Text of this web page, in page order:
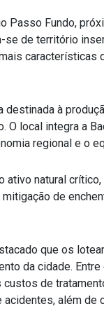
Fundo,
de território
características
à
local integra a
regional e o
ativo natural
de
que os
da cidade.
de
além